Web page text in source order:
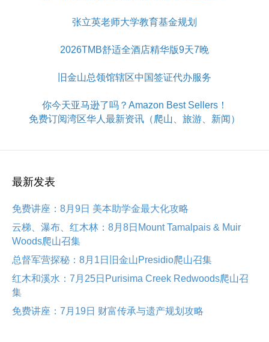
张立英老师大学教育基金规划
2026TMB舒适全酒店精华版9天7晚
旧金山总领馆辖区中国签证代办服务
你今天亚马逊了吗？Amazon Best Sellers！
免费订阅湾区华人最新资讯（爬山、旅游、新闻）
最新发表
免费讲座：8月9日 美本助学金最大化攻略
云梯、瀑布、红木林：8月8日Mount Tamalpais & Muir
Woods爬山召集
总督军营探秘：8月1日旧金山Presidio爬山召集
红木和溪水：7月25日Purisima Creek Redwoods爬山召
集
免费讲座：7月19日 财富传承与遗产规划攻略